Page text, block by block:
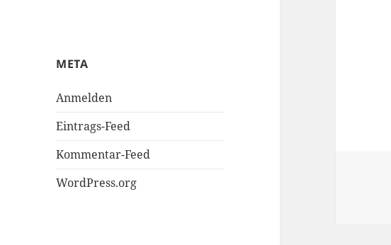
META
Anmelden
Eintrags-Feed
Kommentar-Feed
WordPress.org